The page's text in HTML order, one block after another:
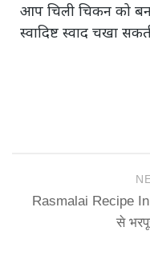
आप चिली चिकन को
स्वादिष्ट स्वाद चखा
Rasmalai Recipe In
से